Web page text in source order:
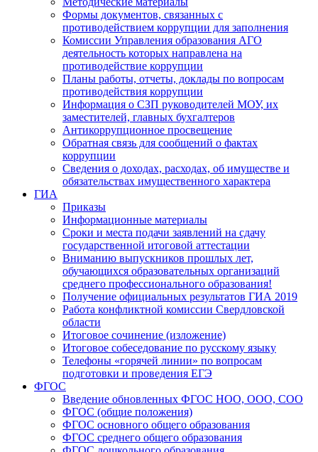
Формы документов, связанных с
противодействием коррупции для заполнения
Комиссии Управления образования АГО
деятельность которых направлена на
противодействие коррупции
Планы работы, отчеты, доклады по вопросам
противодействия коррупции
Информация о СЗП руководителей МОУ, их
заместителей, главных бухгалтеров
Антикоррупционное просвещение
Обратная связь для сообщений о фактах
коррупции
Сведения о доходах, расходах, об имуществе и
обязательствах имущественного характера
ГИА
Приказы
Информационные материалы
Сроки и места подачи заявлений на сдачу
государственной итоговой аттестации
Вниманию выпускников прошлых лет,
обучающихся образовательных организаций
среднего профессионального образования!
Получение официальных результатов ГИА 2019
Работа конфликтной комиссии Свердловской
области
Итоговое сочинение (изложение)
Итоговое собеседование по русскому языку
Телефоны «горячей линии» по вопросам
подготовки и проведения ЕГЭ
ФГОС
Введение обновленных ФГОС НОО, ООО, СОО
ФГОС (общие положения)
ФГОС основного общего образования
ФГОС среднего общего образования